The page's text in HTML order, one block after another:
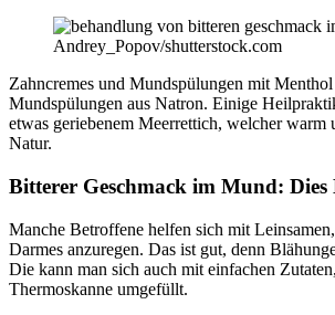
Andrey_Popov/shutterstock.com
Zahncremes und Mundspülungen mit
Mundspülungen aus Natron. Einige
etwas geriebenem Meerrettich, welcher
Natur.
Bitterer Geschmack im Mund:
Manche Betroffene helfen sich mit
Darmes anzuregen. Das ist gut, denn
Die kann man sich auch mit einfachen
Thermoskanne umgefüllt.